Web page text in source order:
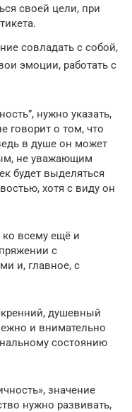
своей цели, при
совладать с собой,
эмоции, работать с
нужно указать,
говорит о том, что
в душе он может
не уважающим
будет выделяться
хотя с виду он
ко всему ещё и
с
и, главное, с
душевный
и внимательно
состоянию
значение
нужно развивать,